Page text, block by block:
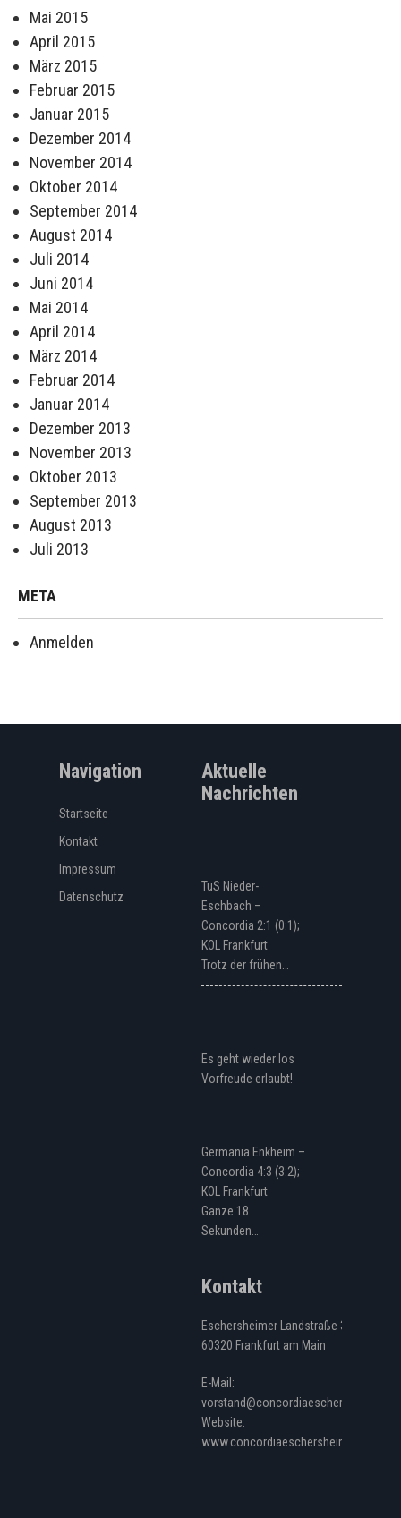
Mai 2015
April 2015
März 2015
Februar 2015
Januar 2015
Dezember 2014
November 2014
Oktober 2014
September 2014
August 2014
Juli 2014
Juni 2014
Mai 2014
April 2014
März 2014
Februar 2014
Januar 2014
Dezember 2013
November 2013
Oktober 2013
September 2013
August 2013
Juli 2013
META
Anmelden
Navigation
Startseite
Kontakt
Impressum
Datenschutz
Aktuelle
Nachrichten
TuS Nieder-
Eschbach –
Concordia 2:1 (0:1);
KOL Frankfurt
Trotz der frühen…
Es geht wieder los
Vorfreude erlaubt!
Germania Enkheim –
Concordia 4:3 (3:2);
KOL Frankfurt
Ganze 18
Sekunden…
Kontakt
Eschersheimer Landstraße 328
60320 Frankfurt am Main
E-Mail:
vorstand@concordiaeschersheim.de
Website:
www.concordiaeschersheim.de